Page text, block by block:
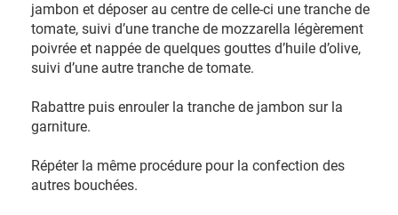
jambon et déposer au centre de celle-ci une tranche de
tomate, suivi d’une tranche de mozzarella légèrement
poivrée et nappée de quelques gouttes d’huile d’olive,
suivi d’une autre tranche de tomate.
Rabattre puis enrouler la tranche de jambon sur la
garniture.
Répéter la même procédure pour la confection des
autres bouchées.